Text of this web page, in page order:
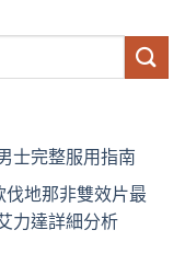
士完整服用指南
地那非雙效片最
力達詳細分析